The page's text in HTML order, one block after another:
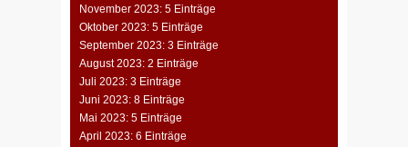
November 2023: 5 Einträge
Oktober 2023: 5 Einträge
September 2023: 3 Einträge
August 2023: 2 Einträge
Juli 2023: 3 Einträge
Juni 2023: 8 Einträge
Mai 2023: 5 Einträge
April 2023: 6 Einträge